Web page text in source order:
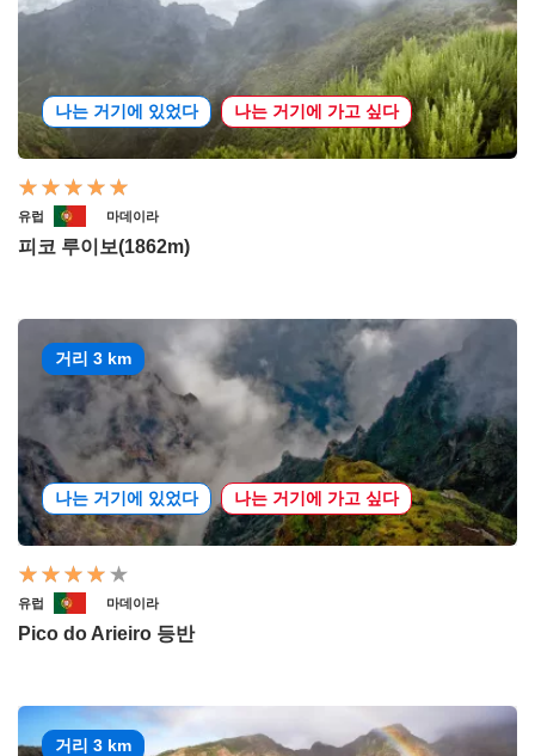
나는 거기에 있었다 나는 거기에 가고 싶다
유럽 마데이라
피코 루이보(1862m)
거리 3 km
나는 거기에 있었다 나는 거기에 가고 싶다
유럽 마데이라
Pico do Arieiro 등반
거리 3 km